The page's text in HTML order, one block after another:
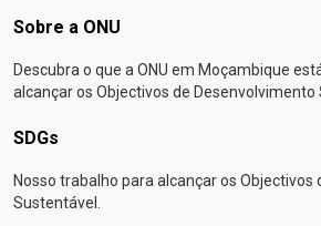
Footer menu
Sobre a ONU
Descubra o que a ONU em Moçambique
alcançar os Objectivos de Desenvolvimento
SDGs
Nosso trabalho para alcançar os Objectivos
Sustentável.